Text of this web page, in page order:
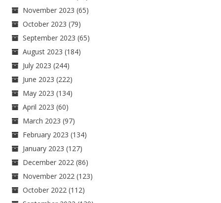
November 2023 (65)
October 2023 (79)
September 2023 (65)
August 2023 (184)
July 2023 (244)
June 2023 (222)
May 2023 (134)
April 2023 (60)
March 2023 (97)
February 2023 (134)
January 2023 (127)
December 2022 (86)
November 2022 (123)
October 2022 (112)